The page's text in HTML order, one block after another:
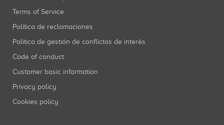
Terms of Service
Política de reclamaciones
Política de gestión de conflictos de interés
Code of conduct
Customer basic information
Privacy policy
Cookies policy